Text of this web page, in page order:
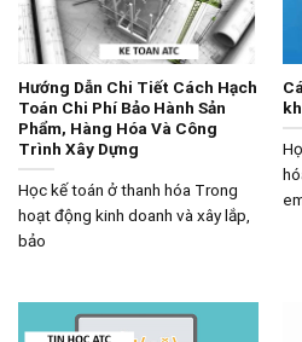
Hướng Dẫn Chi Tiết Cách Hạch
Toán Chi Phí Bảo Hành Sản
Phẩm, Hàng Hóa Và Công
Trình Xây Dựng
Học kế toán ở thanh hóa Trong
hoạt động kinh doanh và xây lắp,
bảo